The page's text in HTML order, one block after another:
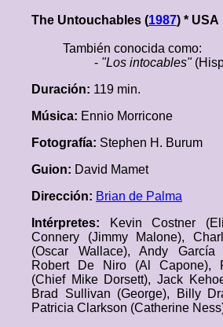
The Untouchables (1987) * USA
También conocida como:
- "Los intocables"
Duración: 119 min.
Música: Ennio Morricone
Fotografía: Stephen H. Burum
Guion: David Mamet
Dirección: Brian de Palma
Intérpretes:
Kevin Costner
Connery (Jimmy Malone),
(Oscar Wallace), Andy García
Robert De Niro (Al Capone),
(Chief Mike Dorsett), Jack
Brad Sullivan (George), Billy
Patricia Clarkson (Catherine